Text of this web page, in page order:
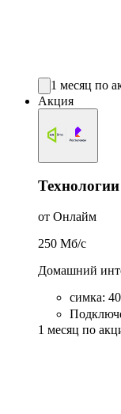
1 месяц по
Акция
от Онлайм
250 Мб/c
Домашний
симка: 40
1 месяц по